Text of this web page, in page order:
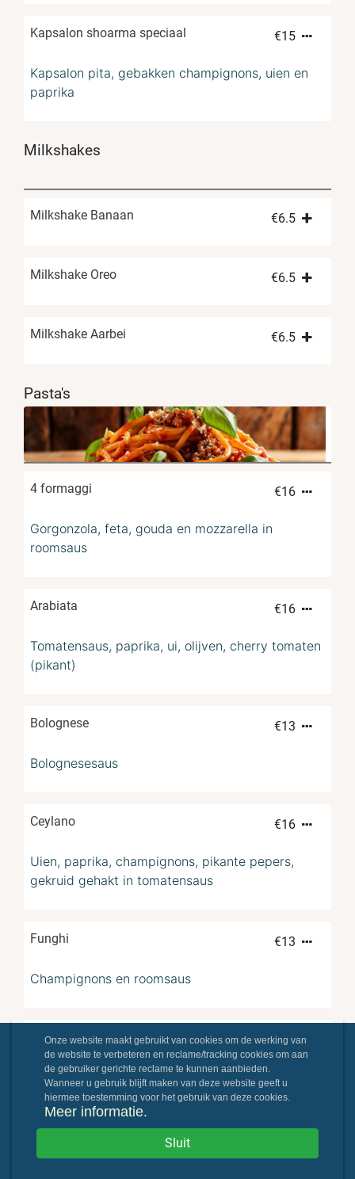
Kapsalon shoarma speciaal €15
Kapsalon pita, gebakken champignons, uien en
paprika
Milkshakes
Milkshake Banaan €6.5
Milkshake Oreo €6.5
Milkshake Aarbei €6.5
Pasta's
4 formaggi €16
Gorgonzola, feta, gouda en mozzarella in
roomsaus
Arabiata €16
Tomatensaus, paprika, ui, olijven, cherry tomaten
(pikant)
Bolognese €13
Bolognesesaus
Ceylano €16
Uien, paprika, champignons, pikante pepers,
gekruid gehakt in tomatensaus
Funghi €13
Champignons en roomsaus
Kip champignons €15
Roomsaus, kip, champignons.
Kip curry
Onze website maakt gebruikt van cookies om de werking van
de website te verbeteren en reclame/tracking cookies om aan
de gebruiker gerichte reclame te kunnen aanbieden.
Wanneer u gebruik blijft maken van deze website geeft u
hiermee toestemming voor het gebruik van deze cookies.
Meer informatie.
Sluit